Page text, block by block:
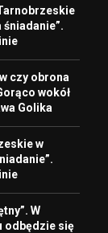
śniadanie”.
czy obrona
wokół
Golika
w
W
odbędzie się